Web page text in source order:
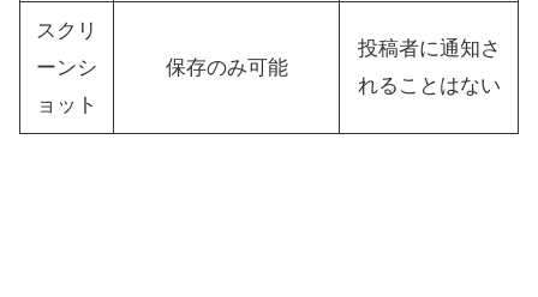
スクリ
ーンシ
ョット
保存のみ可能
投稿者に通知さ
れることはない